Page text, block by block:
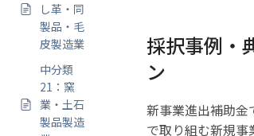
し革・同
製品・毛
皮製造業
中分類
21：窯
業・土石
製品製造
採択事例・
ン
新事業進出補助金
で取り組む新規事